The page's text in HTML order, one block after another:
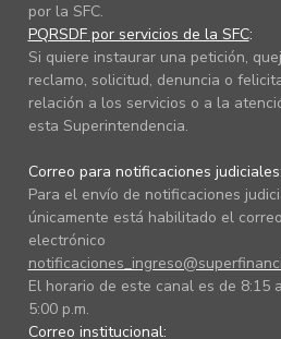
por la SFC.
PQRSDF por servicios de la SFC:
Si quiere instaurar una petición,
reclamo, solicitud, denuncia o
relación a los servicios o a la
esta Superintendencia.
Correo para notificaciones judiciales:
Para el envío de notificaciones
únicamente está habilitado el correo
electrónico
El horario de este canal es de 8:15
5:00 p.m.
Correo institucional: